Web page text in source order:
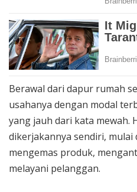
Berawal dari dapur rumah
usahanya dengan modal
yang jauh dari kata mewah.
dikerjakannya sendiri, mulai
mengemas produk,
melayani pelanggan.